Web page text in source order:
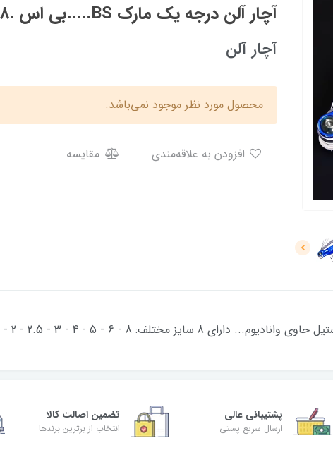
آچار آلن درجه یک مارک BS.....بی اس .8 عددی
آچار آلن
محصول مورد نظر موجود نمی‌باشد.
مقایسه
پشتیبانی عالی
ارسال سریع پستی
تضمین اصالت کالا
انتخاب از برترین برندها